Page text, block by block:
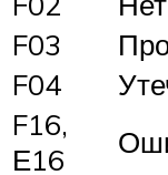
F03
F04
F16,
Е16